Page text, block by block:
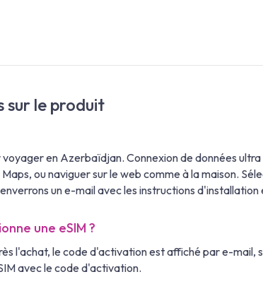
le produit
voyager en Azerbaïdjan. Connexion de données
ou naviguer sur le web comme à la maison.
un e-mail avec les instructions
une eSIM ?
l'achat, le code d'activation est affiché par e-mail,
avec le code d'activation.